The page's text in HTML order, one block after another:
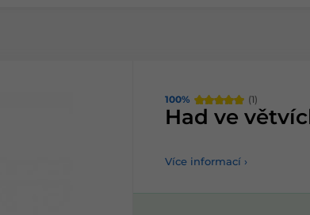
100% (1)
Had ve
Více informací ›